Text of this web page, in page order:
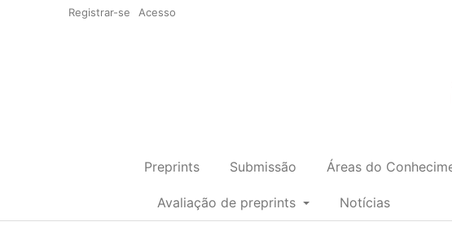
Registrar-se Acesso
Preprints Submissão Áreas do
Avaliação de preprints Notícias